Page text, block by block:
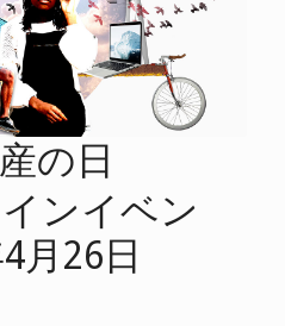
の日
ンイベン
月26日